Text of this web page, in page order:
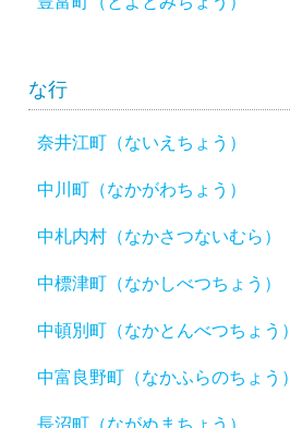
な行
奈井江町（ないえちょう）
中川町（なかがわちょう）
中札内村（なかさつないむら）
中標津町（なかしべつちょう）
中頓別町（なかとんべつちょう）
中富良野町（なかふらのちょう）
長沼町（ながぬまちょう）